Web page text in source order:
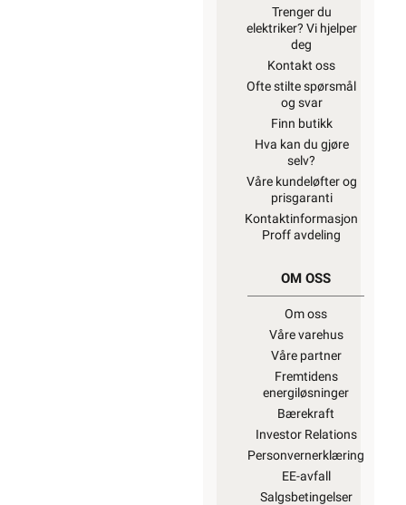
Trenger du
elektriker? Vi hjelper
deg
Kontakt oss
Ofte stilte spørsmål
og svar
Finn butikk
Hva kan du gjøre
selv?
Våre kundeløfter og
prisgaranti
Kontaktinformasjon
Proff avdeling
OM OSS
Om oss
Våre varehus
Våre partner
Fremtidens
energiløsninger
Bærekraft
Investor Relations
Personvernerklæring
EE-avfall
Salgsbetingelser